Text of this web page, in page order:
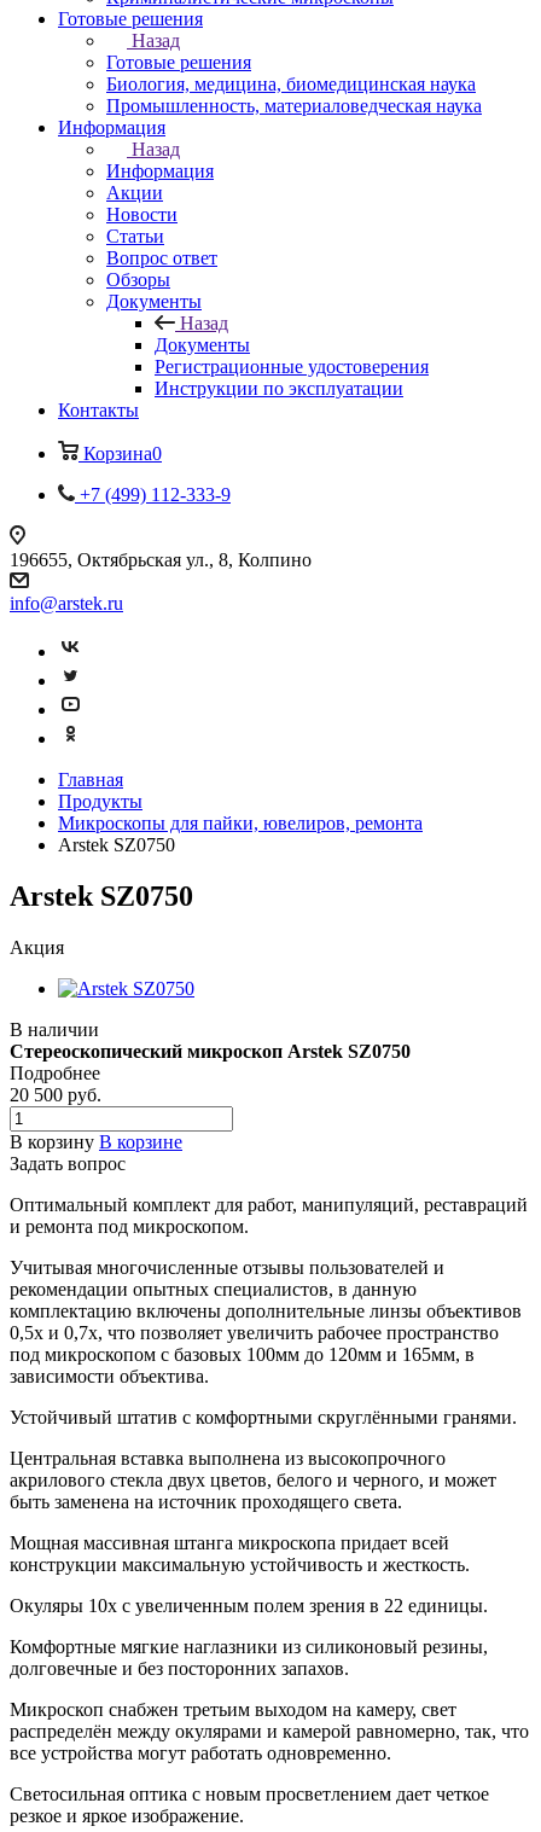
Готовые решения
Назад
Готовые решения
Биология, медицина, биомедицинская наука
Промышленность, материаловедческая наука
Информация
Назад
Информация
Акции
Новости
Статьи
Вопрос ответ
Обзоры
Документы
Назад
Документы
Регистрационные удостоверения
Инструкции по эксплуатации
Контакты
Корзина0
+7 (499) 112-333-9
196655, Октябрьская ул., 8, Колпино
info@arstek.ru
Главная
Продукты
Микроскопы для пайки, ювелиров, ремонта
Arstek SZ0750
Arstek SZ0750
Акция
В наличии
Стереоскопический микроскоп Arstek SZ0750
Подробнее
20 500 руб.
В корзину В корзине
Задать вопрос
Оптимальный комплект для работ, манипуляций, реставраций
и ремонта под микроскопом.
Учитывая многочисленные отзывы пользователей и
рекомендации опытных специалистов, в данную
комплектацию включены дополнительные линзы объективов
0,5х и 0,7х, что позволяет увеличить рабочее пространство
под микроскопом с базовых 100мм до 120мм и 165мм, в
зависимости объектива.
Устойчивый штатив с комфортными скруглёнными гранями.
Центральная вставка выполнена из высокопрочного
акрилового стекла двух цветов, белого и черного, и может
быть заменена на источник проходящего света.
Мощная массивная штанга микроскопа придает всей
конструкции максимальную устойчивость и жесткость.
Окуляры 10х с увеличенным полем зрения в 22 единицы.
Комфортные мягкие наглазники из силиконовый резины,
долговечные и без посторонних запахов.
Микроскоп снабжен третьим выходом на камеру, свет
распределён между окулярами и камерой равномерно, так, что
все устройства могут работать одновременно.
Светосильная оптика с новым просветлением дает четкое
резкое и яркое изображение.